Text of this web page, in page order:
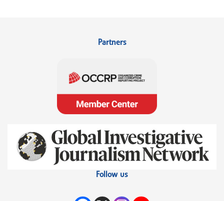
Partners
Follow us